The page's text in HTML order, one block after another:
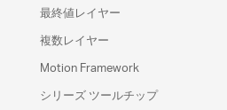
最終値レイヤー
複数レイヤー
Motion Framework
シリーズ ツールチップ
コミュニティ
データ チャート フォーラム (英語)